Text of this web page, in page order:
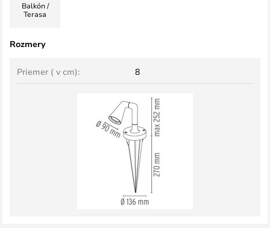
Balkón /
Terasa
Rozmery
Priemer ( v cm): 8